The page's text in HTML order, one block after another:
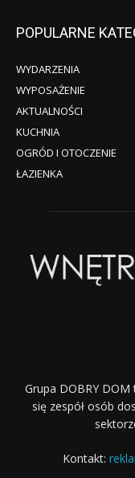
POPULARNE
WYDARZENIA
WYPOSAŻENIE
AKTUALNOŚCI
KUCHNIA
OGRÓD I OTOCZENIE
ŁAZIENKA
Grupa DOBRY
się zespół osób
Kontakt: